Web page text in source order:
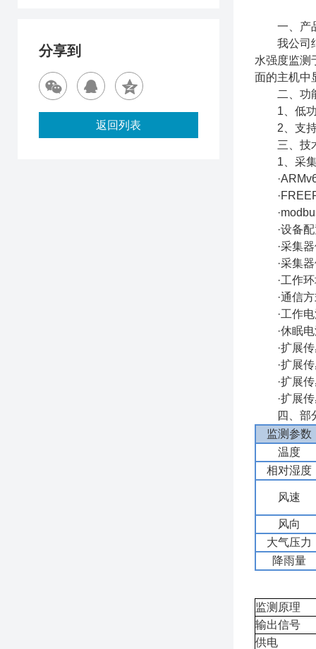
一、产
我公司结
水强度监测
面的主机中
二、功
1、低功
2、支持
三、技
1、采集
·ARMv6-
·设备配
·采集器
·采集器
·工作环
·通信方
·工作电
·休眠电
·扩展传
·扩展传
·扩展传
·扩展传
四、部
监测参数
温度
相对湿度
风速
风向
大气压力
降雨量
监测原理
输出信号
供电
分享到
返回列表